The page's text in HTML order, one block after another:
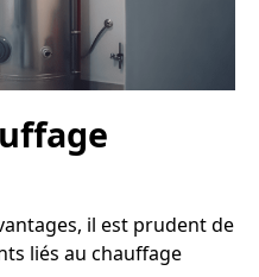
il est prudent de
liés au chauffage